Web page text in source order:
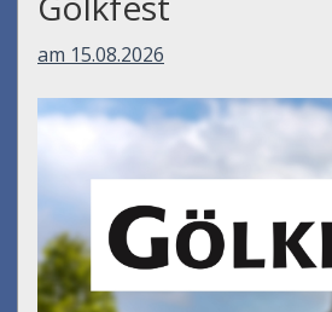
am 15.08.2026